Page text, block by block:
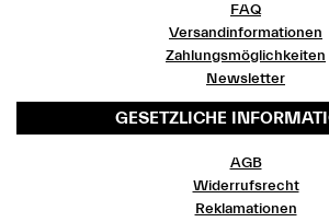
FAQ
Versandinformationen
Zahlungsmöglichkeiten
Newsletter
GESETZLICHE
AGB
Widerrufsrecht
Reklamationen